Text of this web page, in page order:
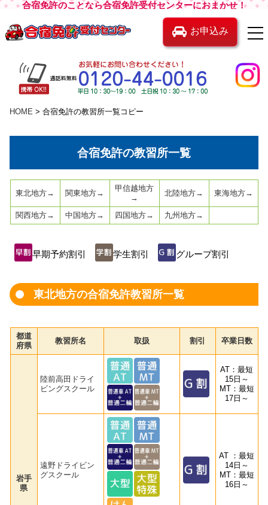
合宿免許のことなら合宿免許受付センターにおまかせ！
お申込み
HOME 合宿免許の教習所一覧コピー
合宿免許の教習所一覧
東北地方→ 関東地方→
甲信越地方
→
北陸地方→ 東海地方→
関西地方→ 中国地方→ 四国地方→ 九州地方→
早期予約割引 学生割引 グループ割引
東北地方の合宿免許教習所一覧
都道
府県
教習所名 取扱 割引 卒業日数
岩手
県
陸前高田ドライ
ビングスクール
AT：最短
15日～
MT：最短
17日～
遠野ドライビン
グスクール
AT ：最短
14日～
MT：最短
16日～